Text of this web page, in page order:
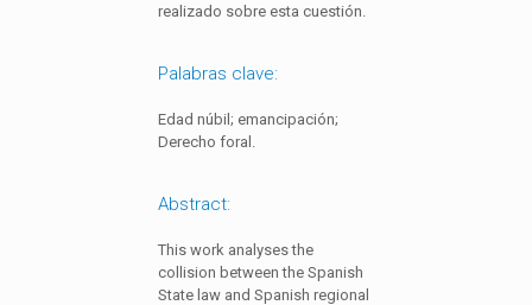
realizado sobre esta cuestión.
Palabras clave:
Edad núbil; emancipación;
Derecho foral.
Abstract:
This work analyses the
collision between the Spanish
State law and Spanish regional